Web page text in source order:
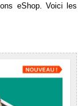
eShop. Voici les